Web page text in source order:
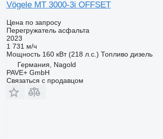
Vögele MT 3000-3i OFFSET
Цена по запросу
Перегружатель асфальта
2023
1 731 м/ч
Мощность 160 кВт (218 л.с.) Топливо дизель
Германия, Nagold
PAVE+ GmbH
Связаться с продавцом